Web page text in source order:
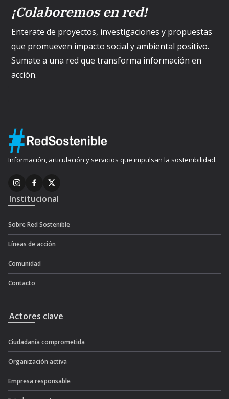
¡Colaboremos en red!
Enterate de proyectos, investigaciones y propuestas
que promueven impacto social y ambiental positivo.
Sumate a una red que transforma información en
acción.
Información, articulación y servicios que impulsan la sostenibilidad.
Institucional
Sobre Red Sostenible
Líneas de acción
Comunidad
Contacto
Actores clave
Ciudadanía comprometida
Organización activa
Empresa responsable